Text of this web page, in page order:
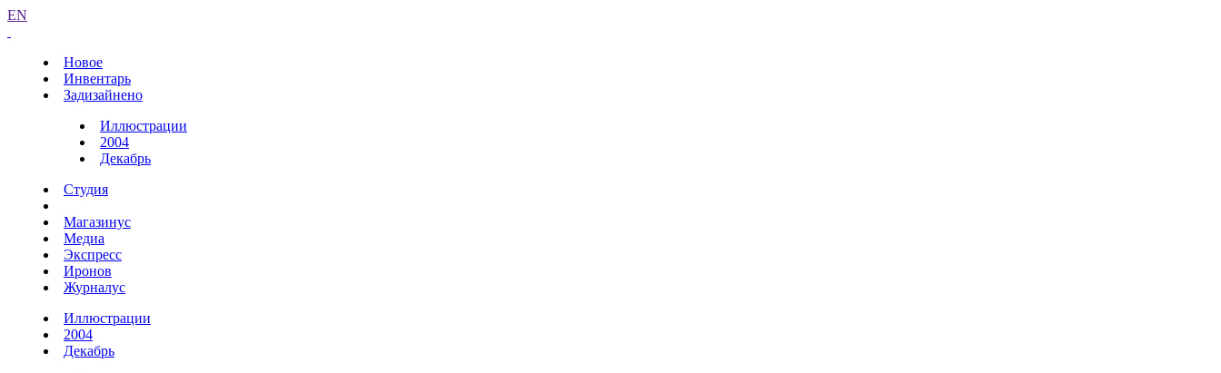
EN
Новое
Инвентарь
Задизайнено
Иллюстрации
2004
Декабрь
Студия
Магазинус
Медиа
Экспресс
Иронов
Журналус
Иллюстрации
2004
Декабрь